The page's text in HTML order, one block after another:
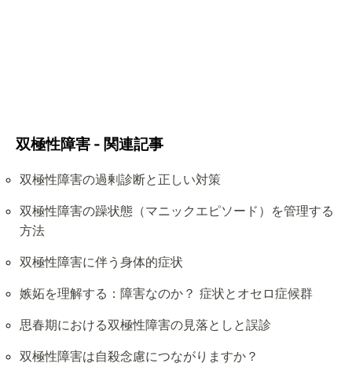
双極性障害 - 関連記事
双極性障害の過剰診断と正しい対策
双極性障害の躁状態（マニックエピソード）を管理する
方法
双極性障害に伴う身体的症状
嫉妬を理解する：障害なのか？ 症状とオセロ症候群
思春期における双極性障害の見落としと誤診
双極性障害は自殺念慮につながりますか？